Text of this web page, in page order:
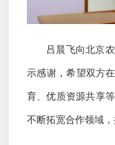
吕晨飞向北京
示感谢，希望双方在
育、优质资源共享
不断拓宽合作领域，